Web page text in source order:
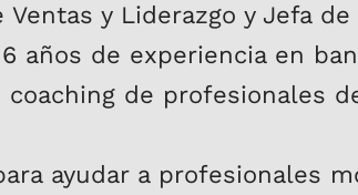
y Liderazgo y Jefa
años de experiencia en
de profesionales
ayudar a profesionales